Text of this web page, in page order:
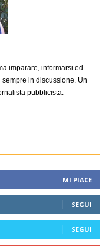
imparare, informarsi ed
in discussione. Un
pubblicista.
MI PIACE
SEGUI
SEGUI